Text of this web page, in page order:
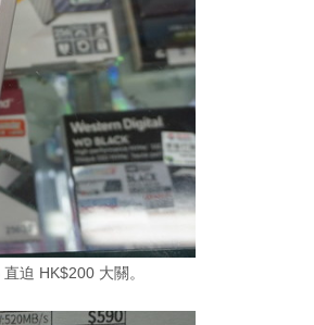
迫 HK$200 大關。